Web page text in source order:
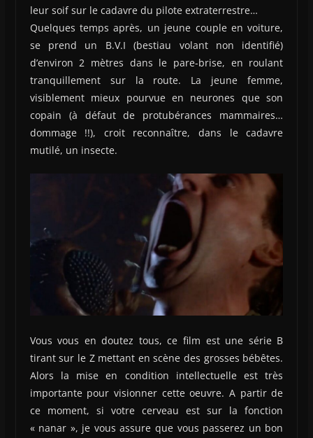
leur soif sur le cadavre du pilote extraterrestre…
Quelques temps après, un jeune couple en voiture,
se prend un B.V.I (bestiau volant non identifié)
d’environ 2 mètres dans le pare-brise, en roulant
tranquillement sur la route. La jeune femme,
visiblement mieux pourvue en neurones que son
copain (à défaut de protubérances mammaires…
dommage !!), croit reconnaître, dans le cadavre
mutilé, un insecte.
Vous vous en doutez tous, ce film est une série B
tirant sur le Z mettant en scène des grosses bébêtes.
Alors la mise en condition intellectuelle est très
importante pour visionner cette oeuvre. A partir de
ce moment, si votre cerveau est sur la fonction
« nanar », je vous assure que vous passerez un bon